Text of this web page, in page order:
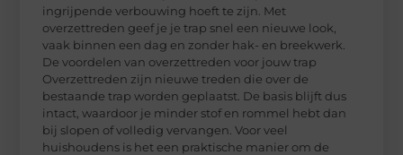
ingrijpende verbouwing hoeft te zijn. Met
overzettreden geef je je trap snel een nieuwe look,
vaak binnen een dag en zonder hak- en breekwerk.
De voordelen van overzettreden voor jouw trap
Overzettreden zijn nieuwe treden die over de
bestaande trap worden geplaatst. De basis blijft dus
intact, waardoor je minder stof en rommel hebt dan
bij slopen of volledig vervangen. Voor veel
huishoudens is het een praktische manier om de